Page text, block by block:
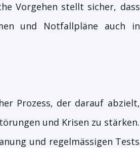
Vorgehen stellt sicher, dass
und Notfallpläne auch in
Prozess, der darauf abzielt,
und Krisen zu stärken.
und regelmässigen Tests